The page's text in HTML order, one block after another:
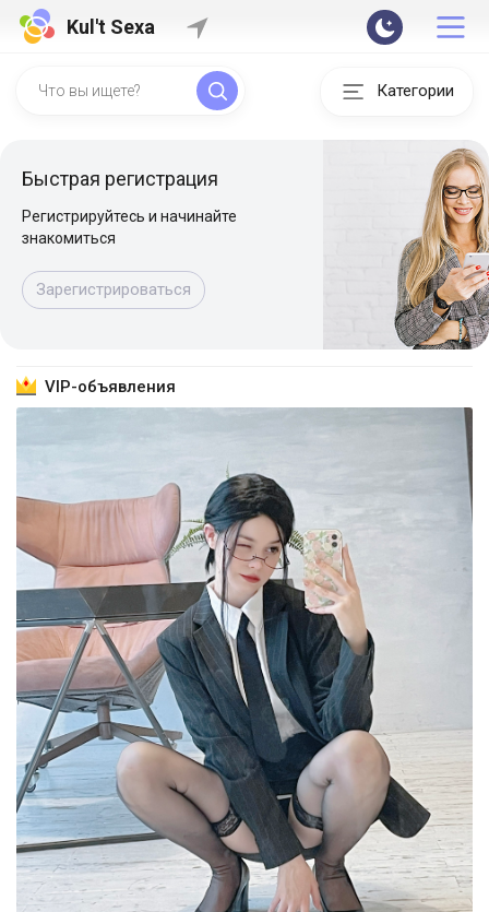
Kul't Sexa
Категории
Быстрая регистрация
Регистрируйтесь и начинайте
знакомиться
Зарегистрироваться
VIP-объявления